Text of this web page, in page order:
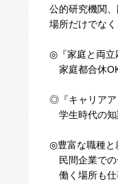
公的研究機関
場所だけでな
◎『家庭と両立
家庭都合休
◎『キャリアア
学生時代の知
◎豊富な職種と
民間企業での
働く場所も仕